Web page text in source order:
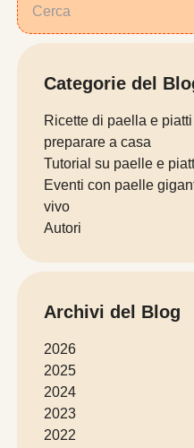
Categorie del
Ricette di paella e
preparare a casa
Tutorial su paelle e
Eventi con paelle
vivo
Autori
Archivi del Blog
2026
2025
2024
2023
2022